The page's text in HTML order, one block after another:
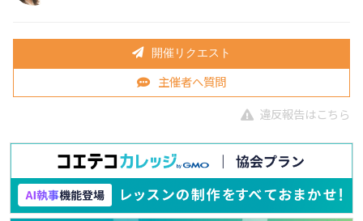
開催リクエスト
主催者へ質問
違反報告はこちら